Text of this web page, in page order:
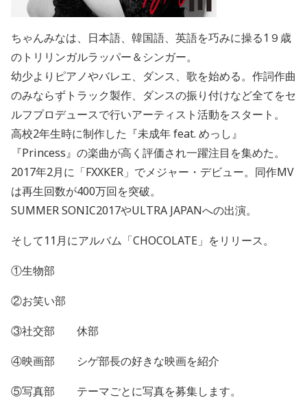
ちゃんみなは、⽇本語、韓国語、英語を巧みに操る1９歳
のトリリンガルラッパー＆シンガー。
幼少よりピアノやバレエ、ダンス、歌を始める。作詞作曲
のみならずトラック製作、ダンスの振り付けなど全てをセ
ルフプロデュースで⾏いアーティスト活動をスタート。
⾼校2年⽣時に制作した『未成年 feat. めっし』
『Princess』の楽曲が⾼く評価され⼀躍注⽬を集めた。
2017年2⽉に「FXXKER」でメジャー・デビュー。同作MV
は再⽣回数が400万回を突破。
SUMMER SONIC2017やULTRA JAPANへの出演。
そして11月にアルバム「CHOCOLATE」をリリース。
①生物部
②お笑い部
③社交部 休部
④映画部 シゲ部長の好きな映画を紹介
⑤写真部 テーマごとに写真を募集します。